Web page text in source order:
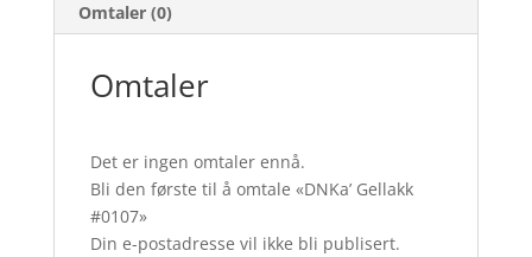
Omtaler (0)
Omtaler
Det er ingen omtaler ennå.
Bli den første til å omtale «DNKa’ Gellakk
#0107»
Din e-postadresse vil ikke bli publisert.